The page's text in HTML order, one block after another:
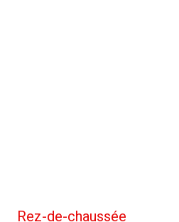
Rez-de-chaussée